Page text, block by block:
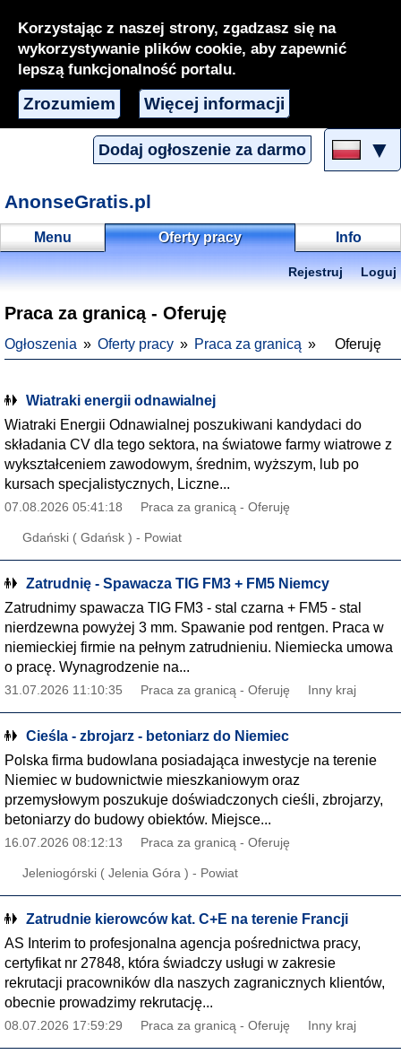
Korzystając z naszej strony, zgadzasz się na
wykorzystywanie plików cookie, aby zapewnić
lepszą funkcjonalność portalu.
Zrozumiem Więcej informacji
Dodaj ogłoszenie za darmo ▼
AnonseGratis.pl
Menu Oferty pracy Info
Rejestruj Loguj
Praca za granicą - Oferuję
Ogłoszenia Oferty pracy Praca za granicą Oferuję
Wiatraki energii odnawialnej
Wiatraki Energii Odnawialnej poszukiwani kandydaci do
składania CV dla tego sektora, na światowe farmy wiatrowe z
wykształceniem zawodowym, średnim, wyższym, lub po
kursach specjalistycznych, Liczne...
07.08.2026 05:41:18 Praca za granicą - Oferuję
Gdański ( Gdańsk ) - Powiat
Zatrudnię - Spawacza TIG FM3 + FM5 Niemcy
Zatrudnimy spawacza TIG FM3 - stal czarna + FM5 - stal
nierdzewna powyżej 3 mm. Spawanie pod rentgen. Praca w
niemieckiej firmie na pełnym zatrudnieniu. Niemiecka umowa
o pracę. Wynagrodzenie na...
31.07.2026 11:10:35 Praca za granicą - Oferuję Inny kraj
Cieśla - zbrojarz - betoniarz do Niemiec
Polska firma budowlana posiadająca inwestycje na terenie
Niemiec w budownictwie mieszkaniowym oraz
przemysłowym poszukuje doświadczonych cieśli, zbrojarzy,
betoniarzy do budowy obiektów. Miejsce...
16.07.2026 08:12:13 Praca za granicą - Oferuję
Jeleniogórski ( Jelenia Góra ) - Powiat
Zatrudnie kierowców kat. C+E na terenie Francji
AS Interim to profesjonalna agencja pośrednictwa pracy,
certyfikat nr 27848, która świadczy usługi w zakresie
rekrutacji pracowników dla naszych zagranicznych klientów,
obecnie prowadzimy rekrutację...
08.07.2026 17:59:29 Praca za granicą - Oferuję Inny kraj